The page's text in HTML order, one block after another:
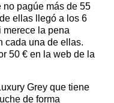
no pagúe más de 55
ellas llegó a los 6
merece la pena
cada una de ellas.
50 € en la web de la
Grey que tiene
de forma